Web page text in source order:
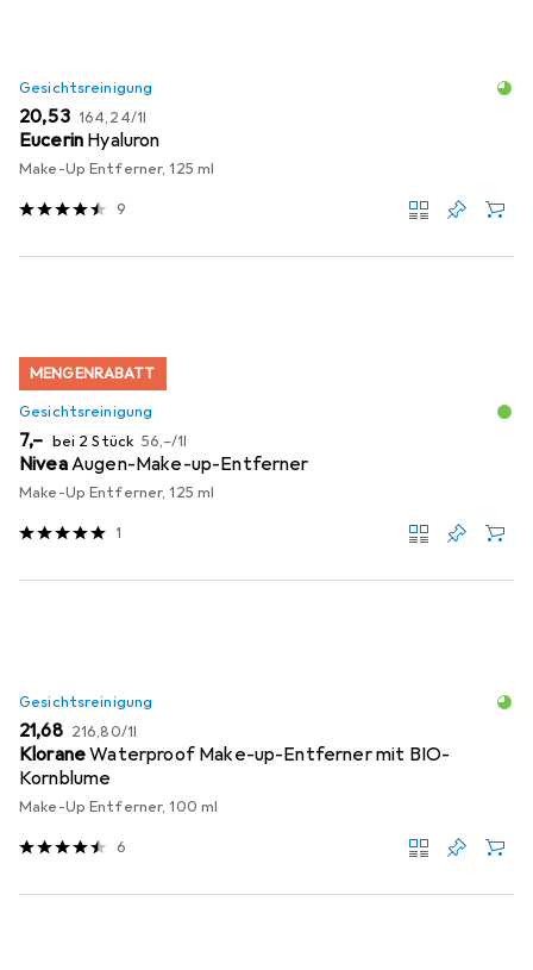
Gesichtsreinigung
EUR
20,53 EUR
164,24/1l
Eucerin Hyaluron
Make-Up Entferner, 125 ml
9
MENGENRABATT
Gesichtsreinigung
EUR
7,– bei 2 Stück EUR
56,–/1l
NiveaAugen-Make-up-Entferner
Make-Up Entferner, 125 ml
1
Gesichtsreinigung
EUR
21,68 EUR
216,80/1l
KloraneWaterproof Make-up-Entferner mit BIO-
Kornblume
Make-Up Entferner, 100 ml
6